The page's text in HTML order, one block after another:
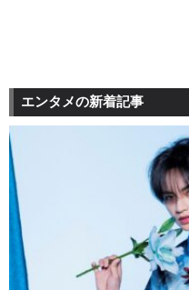
エンタメの新着記事